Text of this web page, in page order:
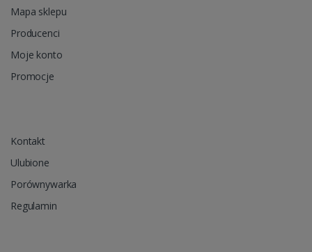
Mapa sklepu
Producenci
Moje konto
Promocje
Kontakt
Ulubione
Porównywarka
Regulamin